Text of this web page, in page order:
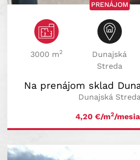
PRENÁJOM
3000 m2
Dunajská
Streda
Na prenájom sklad
Dunajská
4,20 €/m2/